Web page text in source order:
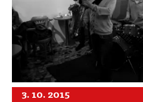
3. 10. 2015